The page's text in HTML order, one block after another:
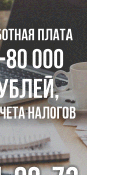
отметил юбилей в
спасли сердце восьмиклассницы